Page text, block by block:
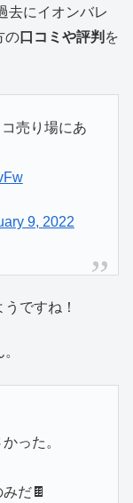
去にイオンバレ
の口コミや評判 を
売り場にあ
9, 2022
ですね！
った。
だ🍫